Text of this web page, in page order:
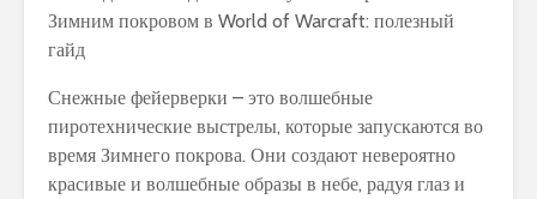
Снежные фейерверки – это волшебные
пиротехнические выстрелы, которые запускаются во
время Зимнего покрова. Они создают невероятно
красивые и волшебные образы в небе, радуя глаз и